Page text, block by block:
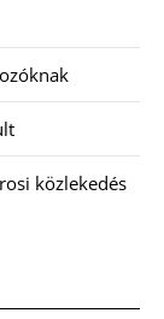
közlekedés